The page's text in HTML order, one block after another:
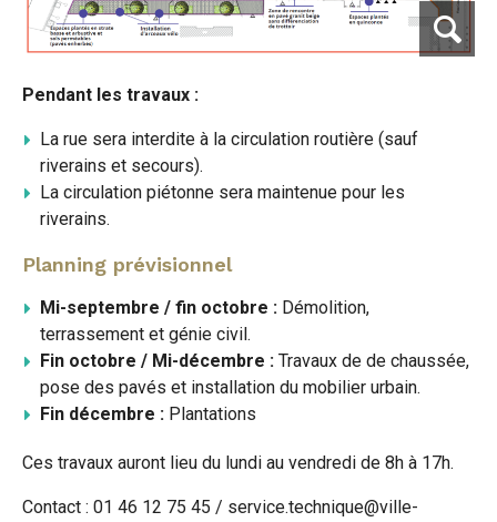
Pendant les travaux :
La rue sera interdite à la circulation routière (sauf
riverains et secours).
La circulation piétonne sera maintenue pour les
riverains.
Planning prévisionnel
Mi-septembre / fin octobre : Démolition,
terrassement et génie civil.
Fin octobre / Mi-décembre : Travaux de de chaussée,
pose des pavés et installation du mobilier urbain.
Fin décembre : Plantations
Ces travaux auront lieu du lundi au vendredi de 8h à 17h.
Contact : 01 46 12 75 45 / service.technique@ville-